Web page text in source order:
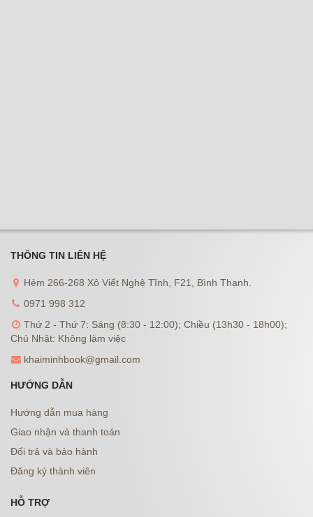
THÔNG TIN LIÊN HỆ
Hẻm 266-268 Xô Viết Nghệ Tĩnh, F21, Bình Thạnh.
0971 998 312
Thứ 2 - Thứ 7: Sáng (8:30 - 12:00); Chiều (13h30 - 18h00);
Chủ Nhật: Không làm việc
khaiminhbook@gmail.com
HƯỚNG DẪN
Hướng dẫn mua hàng
Giao nhận và thanh toán
Đổi trả và bảo hành
Đăng ký thành viên
HỖ TRỢ